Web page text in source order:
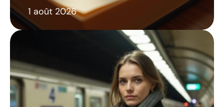
1 août 2026